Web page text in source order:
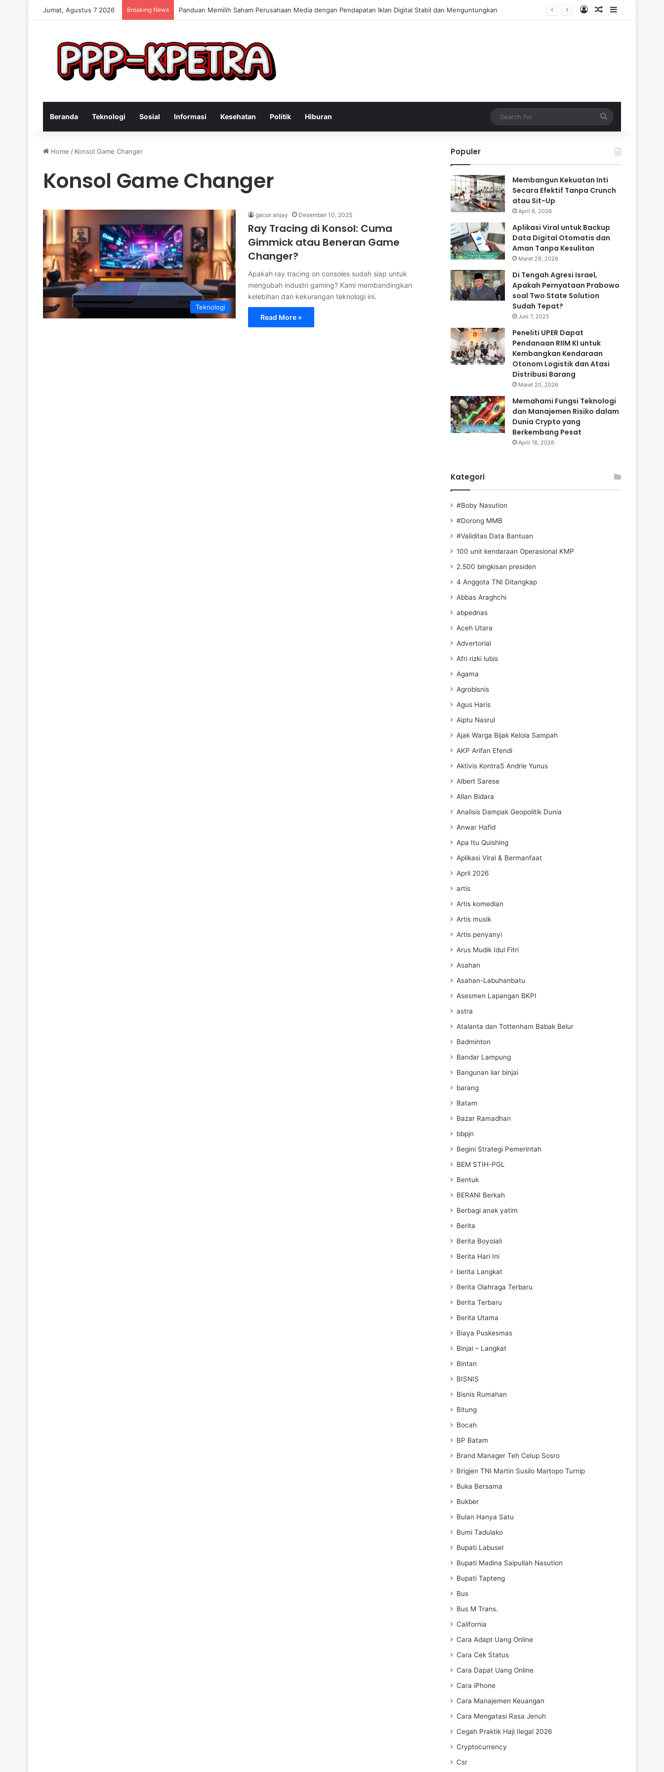
Jumat, Agustus 7 2026 Breaking News Keterampilan Konsultan Bisnis Online untuk Meningkatkan Pendapatan Berdasarkan Pengalaman Praktis Log InRandom Article
Sidebar
Beranda Teknologi Sosial Informasi Kesehatan Politik Hiburan
for
Home / Konsol Game Changer
Konsol Game Changer
Teknologi
gacor anjay Desember 10, 2025
Ray Tracing di Konsol: Cuma
Gimmick atau Beneran Game
Changer?
Apakah ray tracing on consoles sudah siap untuk
mengubah industri gaming? Kami membandingkan
kelebihan dan kekurangan teknologi ini.
Read More »
Populer
Membangun Kekuatan Inti
Secara Efektif Tanpa Crunch
atau Sit-Up
April 6, 2026
Aplikasi Viral untuk Backup
Data Digital Otomatis dan
Aman Tanpa Kesulitan
Maret 29, 2026
Di Tengah Agresi Israel,
Apakah Pernyataan Prabowo
soal Two State Solution
Sudah Tepat?
Juni 7, 2025
Peneliti UPER Dapat
Pendanaan RIIM KI untuk
Kembangkan Kendaraan
Otonom Logistik dan Atasi
Distribusi Barang
Maret 20, 2026
Memahami Fungsi Teknologi
dan Manajemen Risiko dalam
Dunia Crypto yang
Berkembang Pesat
April 18, 2026
Kategori
#Boby Nasution
#Dorong MMB
#Validitas Data Bantuan
100 unit kendaraan Operasional KMP
2.500 bingkisan presiden
4 Anggota TNI Ditangkap
Abbas Araghchi
abpednas
Aceh Utara
Advertorial
Afri rizki lubis
Agama
Agrobisnis
Agus Haris
Aiptu Nasrul
Ajak Warga Bijak Kelola Sampah
AKP Arifan Efendi
Aktivis KontraS Andrie Yunus
Albert Sarese
Allan Bidara
Analisis Dampak Geopolitik Dunia
Anwar Hafid
Apa Itu Quishing
Aplikasi Viral & Bermanfaat
April 2026
artis
Artis komedian
Artis musik
Artis penyanyi
Arus Mudik Idul Fitri
Asahan
Asahan-Labuhanbatu
Asesmen Lapangan BKPI
astra
Atalanta dan Tottenham Babak Belur
Badminton
Bandar Lampung
Bangunan liar binjai
barang
Batam
Bazar Ramadhan
bbpjn
Begini Strategi Pemerintah
BEM STIH-PGL
Bentuk
BERANI Berkah
Berbagi anak yatim
Berita
Berita Boyolali
Berita Hari Ini
berita Langkat
Berita Olahraga Terbaru
Berita Terbaru
Berita Utama
Biaya Puskesmas
Binjai – Langkat
Bintan
BISNIS
Bisnis Rumahan
Bitung
Bocah
BP Batam
Brand Manager Teh Celup Sosro
Brigjen TNI Martin Susilo Martopo Turnip
Buka Bersama
Bukber
Bulan Hanya Satu
Bumi Tadulako
Bupati Labusel
Bupati Madina Saipullah Nasution
Bupati Tapteng
Bus
Bus M Trans.
California
Cara Adapt Uang Online
Cara Cek Status
Cara Dapat Uang Online
Cara iPhone
Cara Manajemen Keuangan
Cara Mengatasi Rasa Jenuh
Cegah Praktik Haji Ilegal 2026
Cryptocurrency
Csr